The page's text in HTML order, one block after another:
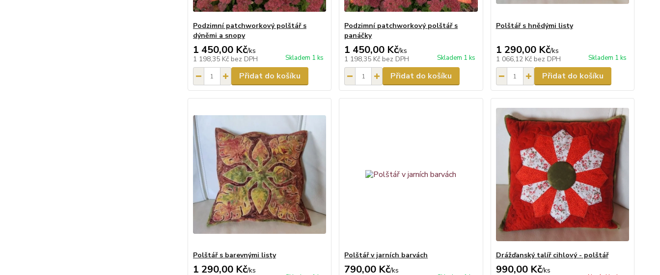
Podzimní patchworkový polštář s
dýněmi a snopy
1 450,00 Kč/ks
1 198,35 Kč bez DPH Skladem 1 ks
Přidat do košíku
Podzimní patchworkový polštář s
panáčky
1 450,00 Kč/ks
1 198,35 Kč bez DPH Skladem 1 ks
Přidat do košíku
Polštář s hnědými listy
1 290,00 Kč/ks
1 066,12 Kč bez DPH Skladem 1 ks
Přidat do košíku
Polštář s barevnými listy
1 290,00 Kč/ks
Polštář v jarních barvách
790,00 Kč/ks
Drážďanský talíř cihlový - polštář
990,00 Kč/ks